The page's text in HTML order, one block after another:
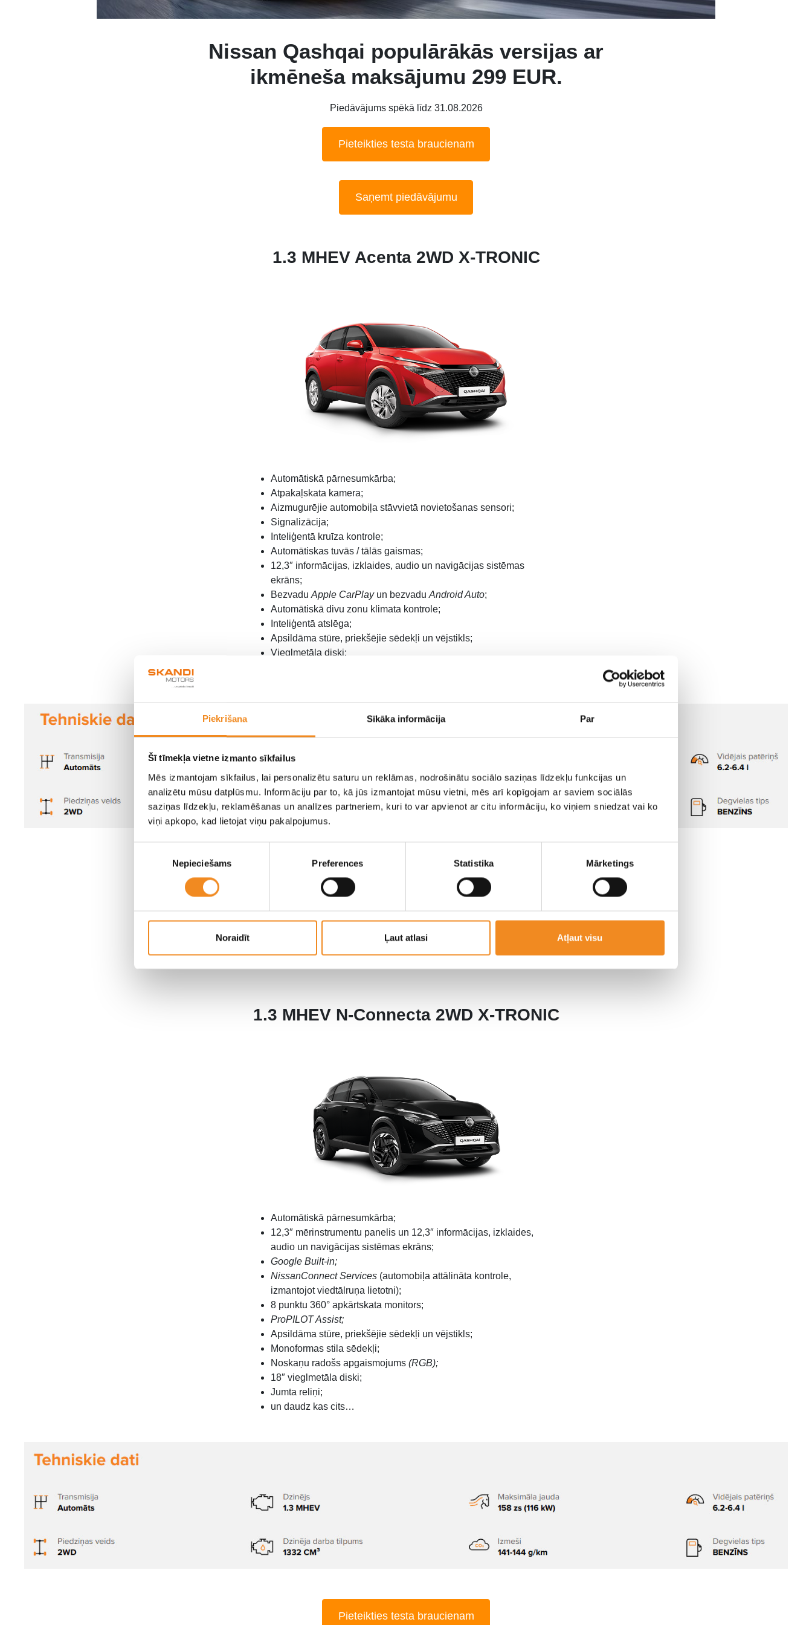
Piekrišana Sīkāka informācija Par
Šī tīmekļa vietne izmanto sīkfailus
Mēs izmantojam sīkfailus, lai personalizētu saturu un reklāmas, nodrošinātu sociālo saziņas līdzekļu funkcijas un
analizētu mūsu datplūsmu. Informāciju par to, kā jūs izmantojat mūsu vietni, mēs arī kopīgojam ar saviem sociālās
saziņas līdzekļu, reklamēšanas un analīzes partneriem, kuri to var apvienot ar citu informāciju, ko viņiem sniedzat vai ko
viņi apkopo, kad lietojat viņu pakalpojumus.
Nepieciešams Preferences Statistika Mārketings
Noraidīt Ļaut atlasi Atļaut visu
Nissan Qashqai populārākās versijas ar
ikmēneša maksājumu 299 EUR.
Piedāvājums spēkā līdz 31.08.2026
Pieteikties testa braucienam
Saņemt piedāvājumu
1.3 MHEV Acenta 2WD X-TRONIC
Automātiskā pārnesumkārba;
Atpakaļskata kamera;
Aizmugurējie automobiļa stāvvietā novietošanas sensori;
Signalizācija;
Inteliģentā kruīza kontrole;
Automātiskas tuvās / tālās gaismas;
12,3″ informācijas, izklaides, audio un navigācijas sistēmas
ekrāns;
Bezvadu Apple CarPlay un bezvadu Android Auto;
Automātiskā divu zonu klimata kontrole;
Inteliģentā atslēga;
Apsildāma stūre, priekšējie sēdekļi un vējstikls;
Vieglmetāla diski;
Pieteikties testa braucienam
1.3 MHEV N-Connecta 2WD X-TRONIC
Automātiskā pārnesumkārba;
12,3″ mērinstrumentu panelis un 12,3″ informācijas, izklaides,
audio un navigācijas sistēmas ekrāns;
Google Built-in;
NissanConnect Services (automobiļa attālināta kontrole,
izmantojot viedtālruņa lietotni);
8 punktu 360° apkārtskata monitors;
ProPILOT Assist;
Apsildāma stūre, priekšējie sēdekļi un vējstikls;
Monoformas stila sēdekļi;
Noskaņu radošs apgaismojums (RGB);
18″ vieglmetāla diski;
Jumta reliņi;
un daudz kas cits…
Pieteikties testa braucienam